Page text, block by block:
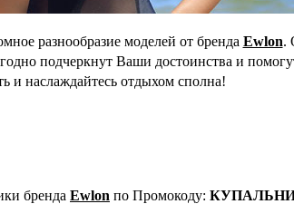
разнообразие моделей от бренда Ewlon.
подчеркнут Ваши достоинства и
и наслаждайтесь отдыхом сполна!
бренда Ewlon по Промокоду: